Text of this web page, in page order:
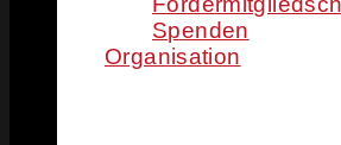
Spenden
Organisation